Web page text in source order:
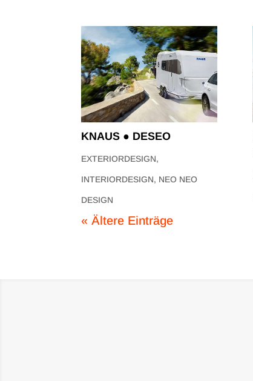
KNAUS ● DESEO
EXTERIORDESIGN,
INTERIORDESIGN, NEO NEO
DESIGN
« Ältere Einträge